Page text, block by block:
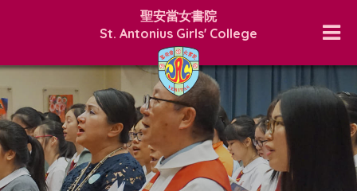
聖安當女書院
St. Antonius Girls' College